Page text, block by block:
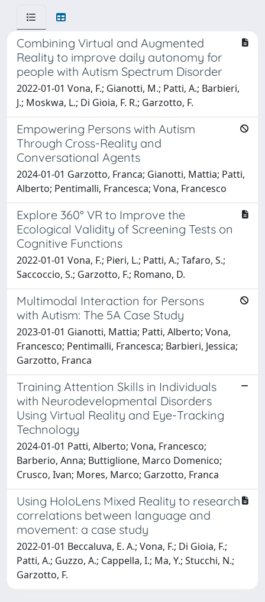
Combining Virtual and Augmented
Reality to improve daily autonomy for
people with Autism Spectrum Disorder
2022-01-01 Vona, F.; Gianotti, M.; Patti, A.; Barbieri,
J.; Moskwa, L.; Di Gioia, F. R.; Garzotto, F.
Empowering Persons with Autism
Through Cross-Reality and
Conversational Agents
2024-01-01 Garzotto, Franca; Gianotti, Mattia; Patti,
Alberto; Pentimalli, Francesca; Vona, Francesco
Explore 360° VR to Improve the
Ecological Validity of Screening Tests on
Cognitive Functions
2022-01-01 Vona, F.; Pieri, L.; Patti, A.; Tafaro, S.;
Saccoccio, S.; Garzotto, F.; Romano, D.
Multimodal Interaction for Persons
with Autism: The 5A Case Study
2023-01-01 Gianotti, Mattia; Patti, Alberto; Vona,
Francesco; Pentimalli, Francesca; Barbieri, Jessica;
Garzotto, Franca
Training Attention Skills in Individuals
with Neurodevelopmental Disorders
Using Virtual Reality and Eye-Tracking
Technology
2024-01-01 Patti, Alberto; Vona, Francesco;
Barberio, Anna; Buttiglione, Marco Domenico;
Crusco, Ivan; Mores, Marco; Garzotto, Franca
Using HoloLens Mixed Reality to research
correlations between language and
movement: a case study
2022-01-01 Beccaluva, E. A.; Vona, F.; Di Gioia, F.;
Patti, A.; Guzzo, A.; Cappella, I.; Ma, Y.; Stucchi, N.;
Garzotto, F.